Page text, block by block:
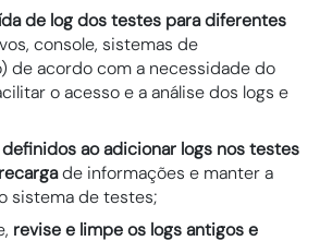
de log dos testes para diferentes
console, sistemas de
de acordo com a necessidade do
o acesso e a análise dos logs e
ao adicionar logs nos testes
de informações e manter a
sistema de testes;
revise e limpe os logs antigos e